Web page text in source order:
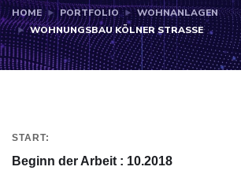
HOME PORTFOLIO
WOHNANLAGEN
WOHNUNGSBAU KÖLNER STRASSE
START:
Beginn der Arbeit : 10.2018